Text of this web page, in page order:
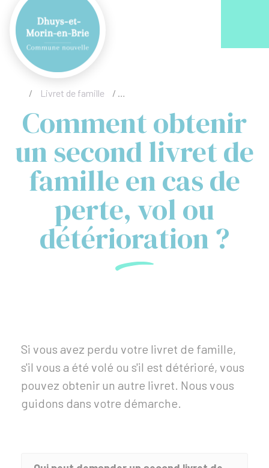
/ Livret de famille / Comment obtenir un second livret
Comment obtenir
un second livret de
famille en cas de
perte, vol ou
détérioration ?
Si vous avez perdu votre livret de famille,
s'il vous a été volé ou s'il est détérioré, vous
pouvez obtenir un autre livret. Nous vous
guidons dans votre démarche.